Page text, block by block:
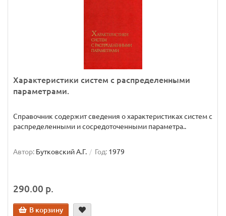
Характеристики систем с распределенными
параметрами.
Справочник содержит сведения о характеристиках систем с
распределенными и сосредоточенными параметра..
Автор: Бутковский А.Г. Год: 1979
290.00 р.
В корзину